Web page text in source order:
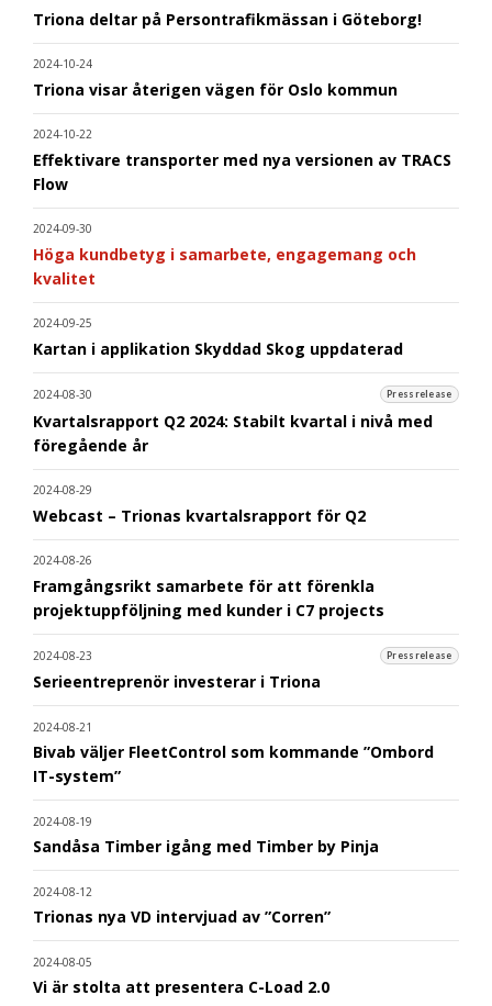
Triona deltar på Persontrafikmässan i Göteborg!
2024-10-24
Triona visar återigen vägen för Oslo kommun
2024-10-22
Effektivare transporter med nya versionen av TRACS
Flow
2024-09-30
Höga kundbetyg i samarbete, engagemang och
kvalitet
2024-09-25
Kartan i applikation Skyddad Skog uppdaterad
2024-08-30 Pressrelease
Kvartalsrapport Q2 2024: Stabilt kvartal i nivå med
föregående år
2024-08-29
Webcast – Trionas kvartalsrapport för Q2
2024-08-26
Framgångsrikt samarbete för att förenkla
projektuppföljning med kunder i C7 projects
2024-08-23 Pressrelease
Serieentreprenör investerar i Triona
2024-08-21
Bivab väljer FleetControl som kommande ”Ombord
IT-system”
2024-08-19
Sandåsa Timber igång med Timber by Pinja
2024-08-12
Trionas nya VD intervjuad av ”Corren”
2024-08-05
Vi är stolta att presentera C-Load 2.0